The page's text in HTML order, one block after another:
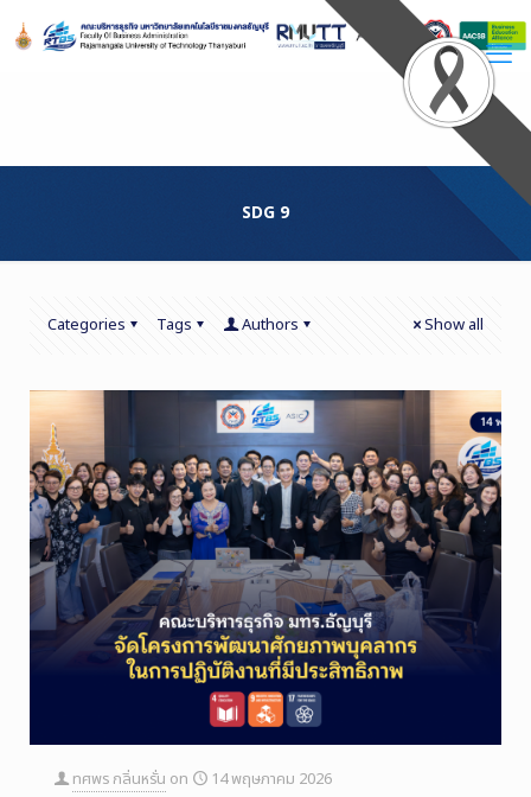
Content
SDG 9
Categories Tags Authors Show all
ทศพร กลิ่นหรั่น on
14 พฤษภาคม 2026